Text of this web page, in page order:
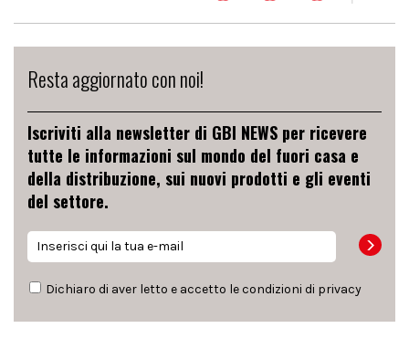
Resta aggiornato con noi!
Iscriviti alla newsletter di GBI NEWS per ricevere
tutte le informazioni sul mondo del fuori casa e
della distribuzione, sui nuovi prodotti e gli eventi
del settore.
Dichiaro di aver letto e accetto le condizioni di privacy